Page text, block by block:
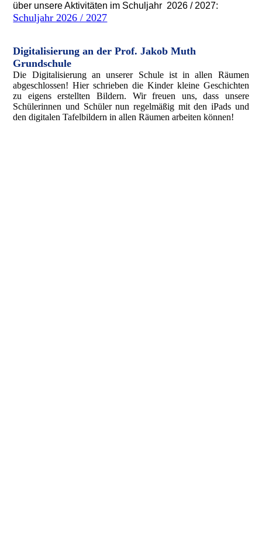
über unsere Aktivitäten im Schuljahr 2026 / 2027:
Schuljahr 2026 / 2027
Digitalisierung an der Prof. Jakob Muth
Grundschule
Die Digitalisierung an unserer Schule ist in allen Räumen
abgeschlossen! Hier schrieben die Kinder kleine Geschichten
zu eigens erstellten Bildern. Wir freuen uns, dass unsere
Schülerinnen und Schüler nun regelmäßig mit den iPads und
den digitalen Tafelbildern in allen Räumen arbeiten können!